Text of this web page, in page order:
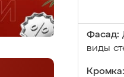
Фасад:
виды
Кромка: